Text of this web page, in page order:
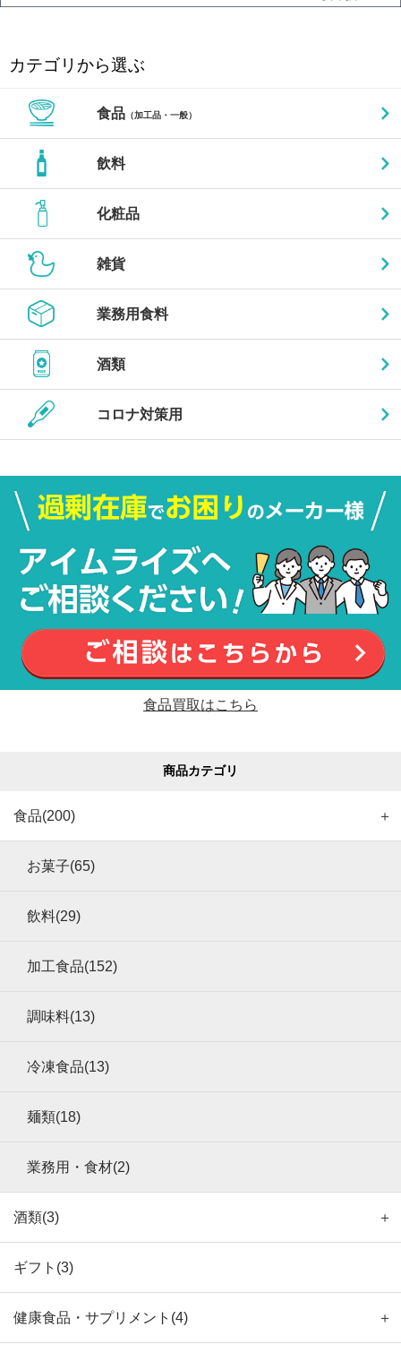
カテゴリから選ぶ
食品（加工品・一般）
飲料
化粧品
雑貨
業務用食料
酒類
コロナ対策用
食品買取はこちら
商品カテゴリ
食品(200) ＋
お菓子(65)
飲料(29)
加工食品(152)
調味料(13)
冷凍食品(13)
麺類(18)
業務用・食材(2)
酒類(3) ＋
ギフト(3)
健康食品・サプリメント(4) ＋